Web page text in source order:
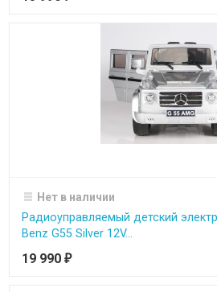
Нет в наличии
Радиоуправляемый детский
Benz G55 Silver 12V...
19 990 ₽